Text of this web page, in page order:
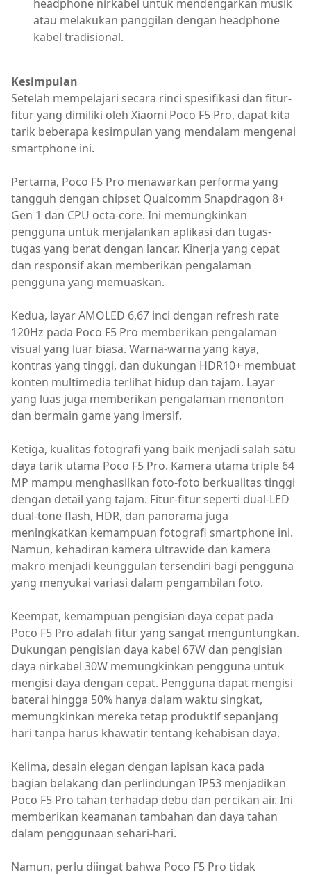
headphone nirkabel untuk mendengarkan musik
atau melakukan panggilan dengan headphone
kabel tradisional.
Kesimpulan
Setelah mempelajari secara rinci spesifikasi dan fitur-
fitur yang dimiliki oleh Xiaomi Poco F5 Pro, dapat kita
tarik beberapa kesimpulan yang mendalam mengenai
smartphone ini.
Pertama, Poco F5 Pro menawarkan performa yang
tangguh dengan chipset Qualcomm Snapdragon 8+
Gen 1 dan CPU octa-core. Ini memungkinkan
pengguna untuk menjalankan aplikasi dan tugas-
tugas yang berat dengan lancar. Kinerja yang cepat
dan responsif akan memberikan pengalaman
pengguna yang memuaskan.
Kedua, layar AMOLED 6,67 inci dengan refresh rate
120Hz pada Poco F5 Pro memberikan pengalaman
visual yang luar biasa. Warna-warna yang kaya,
kontras yang tinggi, dan dukungan HDR10+ membuat
konten multimedia terlihat hidup dan tajam. Layar
yang luas juga memberikan pengalaman menonton
dan bermain game yang imersif.
Ketiga, kualitas fotografi yang baik menjadi salah satu
daya tarik utama Poco F5 Pro. Kamera utama triple 64
MP mampu menghasilkan foto-foto berkualitas tinggi
dengan detail yang tajam. Fitur-fitur seperti dual-LED
dual-tone flash, HDR, dan panorama juga
meningkatkan kemampuan fotografi smartphone ini.
Namun, kehadiran kamera ultrawide dan kamera
makro menjadi keunggulan tersendiri bagi pengguna
yang menyukai variasi dalam pengambilan foto.
Keempat, kemampuan pengisian daya cepat pada
Poco F5 Pro adalah fitur yang sangat menguntungkan.
Dukungan pengisian daya kabel 67W dan pengisian
daya nirkabel 30W memungkinkan pengguna untuk
mengisi daya dengan cepat. Pengguna dapat mengisi
baterai hingga 50% hanya dalam waktu singkat,
memungkinkan mereka tetap produktif sepanjang
hari tanpa harus khawatir tentang kehabisan daya.
Kelima, desain elegan dengan lapisan kaca pada
bagian belakang dan perlindungan IP53 menjadikan
Poco F5 Pro tahan terhadap debu dan percikan air. Ini
memberikan keamanan tambahan dan daya tahan
dalam penggunaan sehari-hari.
Namun, perlu diingat bahwa Poco F5 Pro tidak